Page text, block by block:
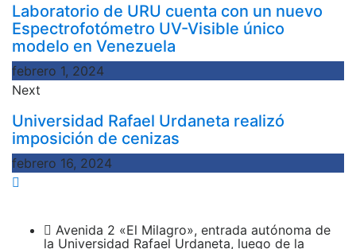
Laboratorio de URU cuenta con un nuevo
Espectrofotómetro UV-Visible único
modelo en Venezuela
febrero 1, 2024
Next
Universidad Rafael Urdaneta realizó
imposición de cenizas
febrero 16, 2024
Avenida 2 «El Milagro», entrada autónoma de
la Universidad Rafael Urdaneta, luego de la